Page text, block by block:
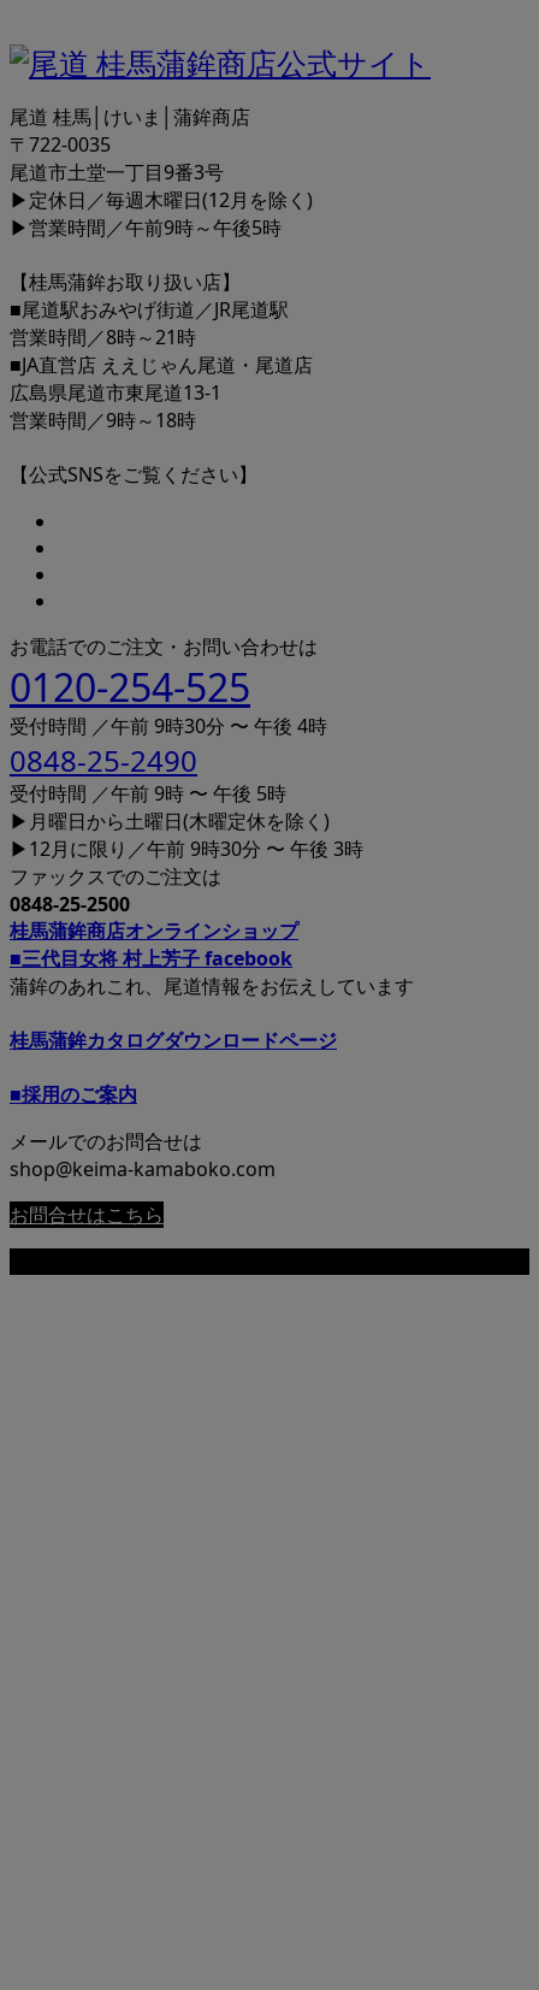
尾道 桂馬│けいま│蒲鉾商店
〒722-0035
尾道市土堂一丁目9番3号
▶定休日／毎週木曜日(12月を除く)
▶営業時間／午前9時～午後5時
【桂馬蒲鉾お取り扱い店】
■尾道駅おみやげ街道／JR尾道駅
営業時間／8時～21時
■JA直営店 ええじゃん尾道・尾道店
広島県尾道市東尾道13-1
営業時間／9時～18時
【公式SNSをご覧ください】
お電話でのご注文・お問い合わせは
0120-254-525
受付時間 ／午前 9時30分 〜 午後 4時
0848-25-2490
受付時間 ／午前 9時 〜 午後 5時
▶月曜日から土曜日(木曜定休を除く)
▶12月に限り／午前 9時30分 〜 午後 3時
ファックスでのご注文は
0848-25-2500
桂馬蒲鉾商店オンラインショップ
■三代目女将 村上芳子 facebook
蒲鉾のあれこれ、尾道情報をお伝えしています
桂馬蒲鉾カタログダウンロードページ
■採用のご案内
メールでのお問合せは
shop@keima-kamaboko.com
お問合せはこちら